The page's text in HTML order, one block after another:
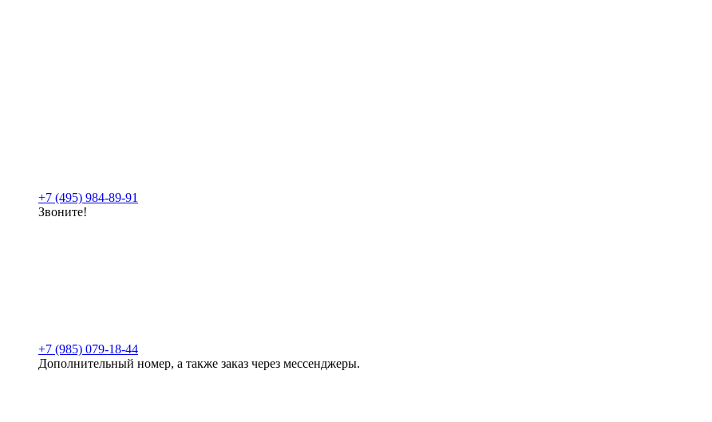
+7 (495) 984-89-91
Звоните!
+7 (985) 079-18-44
Дополнительный номер, а также заказ через мессенджеры.